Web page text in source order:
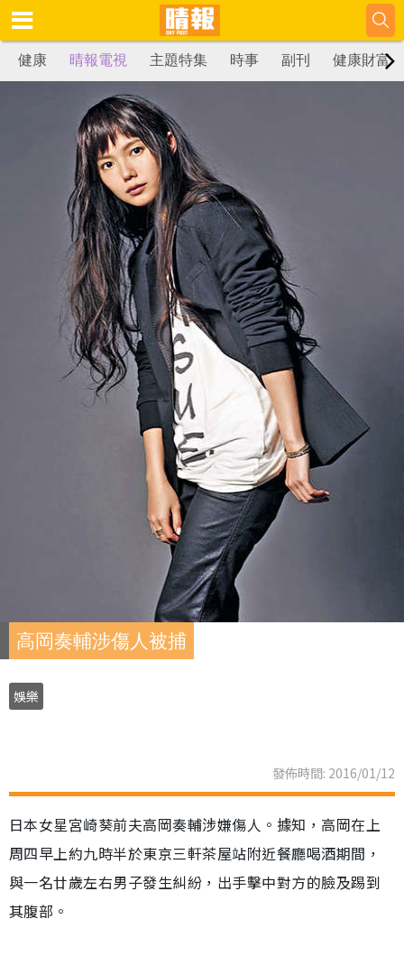
健康 晴報電視 主題特集 時事 副刊 健康財富
高岡奏輔涉傷人被捕
娛樂
發佈時間: 2016/01/12
日本女星宮崎葵前夫高岡奏輔涉嫌傷人。據知，高岡在上
周四早上約九時半於東京三軒茶屋站附近餐廳喝酒期間，
與一名廿歲左右男子發生糾紛，出手擊中對方的臉及踢到
其腹部。